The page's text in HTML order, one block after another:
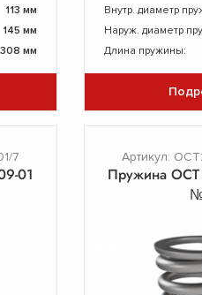
113 мм
145 мм
308 мм
Внутр. диаметр
Наруж. диаметр
Длина пружины:
7
01
Артикул:
Пружина ОСТ